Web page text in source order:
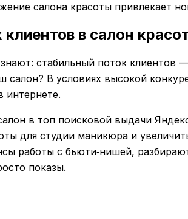
салона красоты привлекает
клиентов в салон
стабильный поток клиентов
салон? В условиях высокой
интернете.
в топ поисковой выдачи
для студии маникюра и
работы с бьюти‑нишей,
показы.